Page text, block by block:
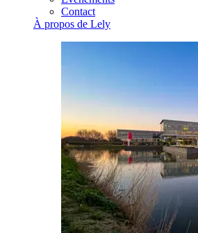
Contact
À propos de Lely